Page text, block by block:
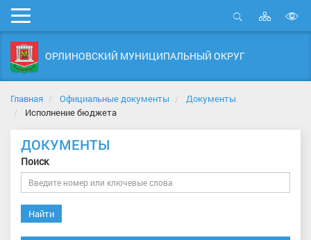
Мобильное
меню
Открыть
Карта
сайта
ОРЛИНОВСКИЙ МУНИЦИПАЛЬНЫЙ ОКРУГ
Главная Официальные документы
Документы
Исполнение бюджета
ДОКУМЕНТЫ
Поиск
Найти